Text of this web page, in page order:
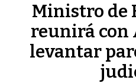
Ministro de
reunirá con
levantar